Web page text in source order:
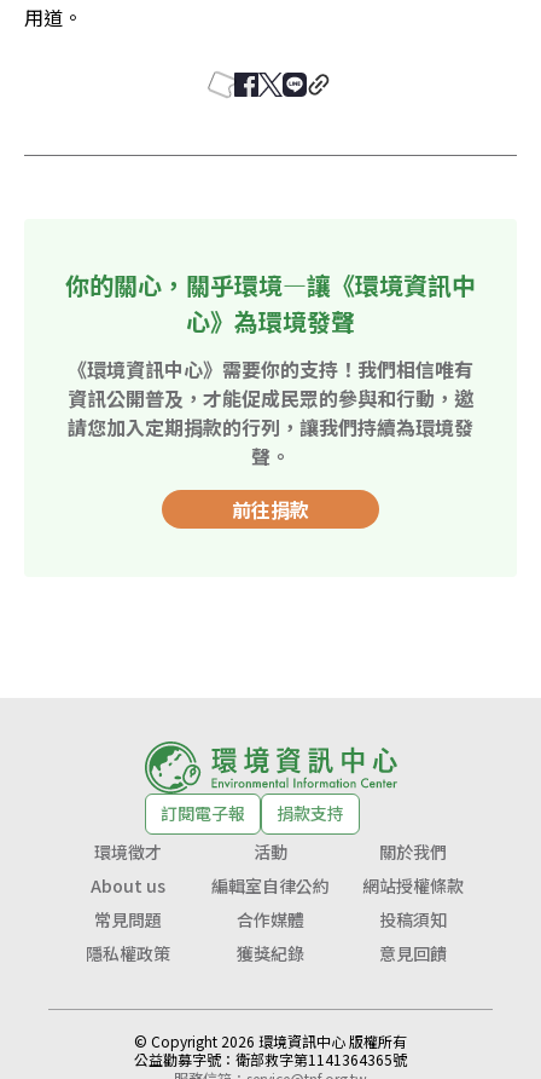
用道。
你的關心，關乎環境—讓《環境資訊中
心》為環境發聲
《環境資訊中心》需要你的支持！我們相信唯有
資訊公開普及，才能促成民眾的參與和行動，邀
請您加入定期捐款的行列，讓我們持續為環境發
聲。
前往捐款
訂閱電子報
捐款支持
環境徵才
活動
關於我們
About us
編輯室自律公約
網站授權條款
常見問題
合作媒體
投稿須知
隱私權政策
獲獎紀錄 意見回饋
© Copyright 2026 環境資訊中心 版權所有
公益勸募字號： 衛部救字第1141364365號